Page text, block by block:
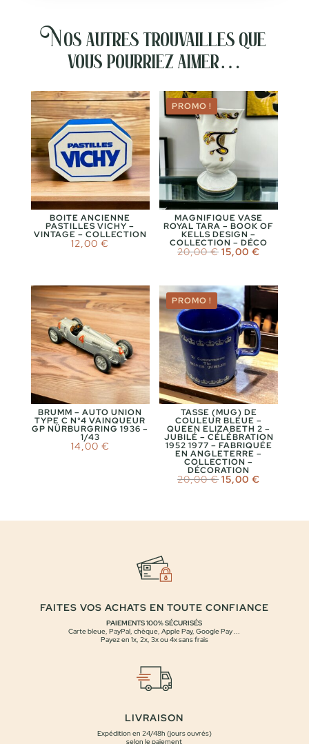
Nos autres trouvailles que
vous pourriez aimer…
BOITE ANCIENNE
PASTILLES VICHY –
VINTAGE – COLLECTION
12,00€
PROMO !
MAGNIFIQUE VASE
ROYAL TARA – BOOK OF
KELLS DESIGN –
COLLECTION – DÉCO
20,00€ Le
20,00 €.
15,00€
15,00 €.
BRUMM – AUTO UNION
TYPE C N°4 VAINQUEUR
GP NÜRBURGRING 1936 –
1/43
14,00 €
PROMO !
TASSE (MUG) DE
COULEUR BLEUE –
QUEEN ELIZABETH 2 –
JUBILÉ – CÉLÉBRATION
1952 1977 – FABRIQUÉE
EN ANGLETERRE –
COLLECTION –
DÉCORATION
20,00€ Le
prix
15,00€
FAITES VOS ACHATS EN TOUTE CONFIANCE
PAIEMENTS 100% SÉCURISÉS
Carte bleue, PayPal, chèque, Apple Pay, Google Pay ...
Payez en 1x, 2x, 3x ou 4x sans frais
LIVRAISON
Expédition en 24/48h (jours ouvrés)
selon le paiement